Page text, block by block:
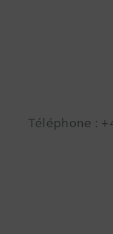
Téléphone :